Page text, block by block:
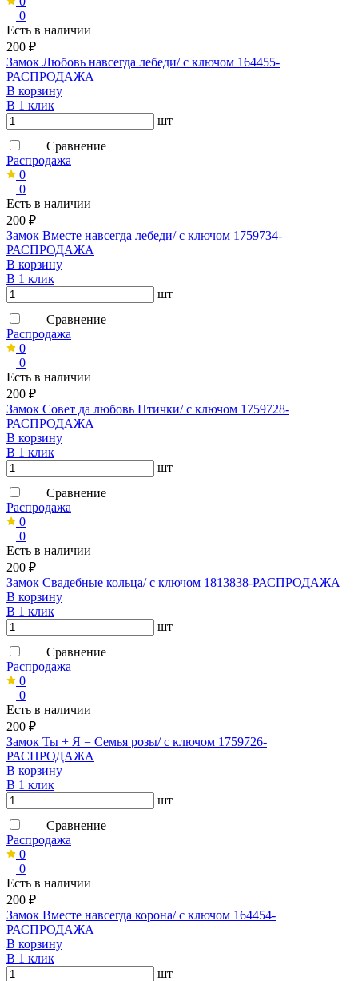
0
Есть в наличии
200 ₽
Замок Любовь навсегда лебеди/ с ключом 164455-
РАСПРОДАЖА
В корзину
В 1 клик
шт
Сравнение
Распродажа
0
0
Есть в наличии
200 ₽
Замок Вместе навсегда лебеди/ с ключом 1759734-
РАСПРОДАЖА
В корзину
В 1 клик
шт
Сравнение
Распродажа
0
0
Есть в наличии
200 ₽
Замок Совет да любовь Птички/ с ключом 1759728-
РАСПРОДАЖА
В корзину
В 1 клик
шт
Сравнение
Распродажа
0
0
Есть в наличии
200 ₽
Замок Свадебные кольца/ с ключом 1813838-РАСПРОДАЖА
В корзину
В 1 клик
шт
Сравнение
Распродажа
0
0
Есть в наличии
200 ₽
Замок Ты + Я = Семья розы/ с ключом 1759726-
РАСПРОДАЖА
В корзину
В 1 клик
шт
Сравнение
Распродажа
0
0
Есть в наличии
200 ₽
Замок Вместе навсегда корона/ с ключом 164454-
РАСПРОДАЖА
В корзину
В 1 клик
шт